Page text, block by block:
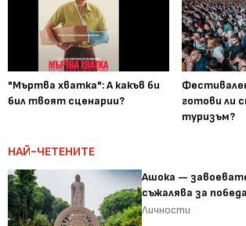
"Мъртва хватка": А какъв би
бил твоят сценарии?
готови ли
туризъм?
НАЙ-ЧЕТЕНИТЕ
Ашока —
съжалява за
Личности